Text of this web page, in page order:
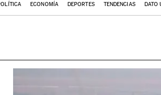
ECONOMÍA DEPORTES TENDENCIAS DATO